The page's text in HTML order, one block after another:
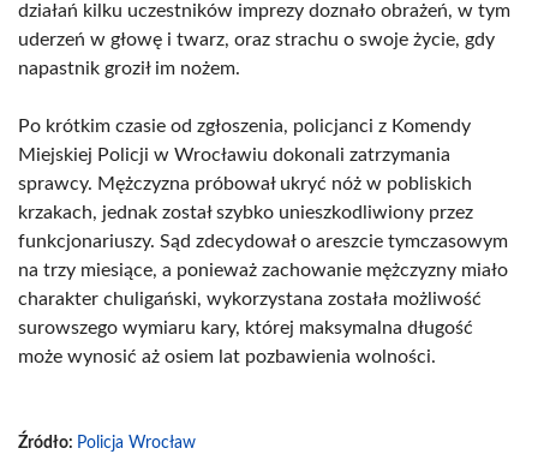
działań kilku uczestników imprezy doznało obrażeń, w tym
uderzeń w głowę i twarz, oraz strachu o swoje życie, gdy
napastnik groził im nożem.
Po krótkim czasie od zgłoszenia, policjanci z Komendy
Miejskiej Policji w Wrocławiu dokonali zatrzymania
sprawcy. Mężczyzna próbował ukryć nóż w pobliskich
krzakach, jednak został szybko unieszkodliwiony przez
funkcjonariuszy. Sąd zdecydował o areszcie tymczasowym
na trzy miesiące, a ponieważ zachowanie mężczyzny miało
charakter chuligański, wykorzystana została możliwość
surowszego wymiaru kary, której maksymalna długość
może wynosić aż osiem lat pozbawienia wolności.
Źródło: Policja Wrocław